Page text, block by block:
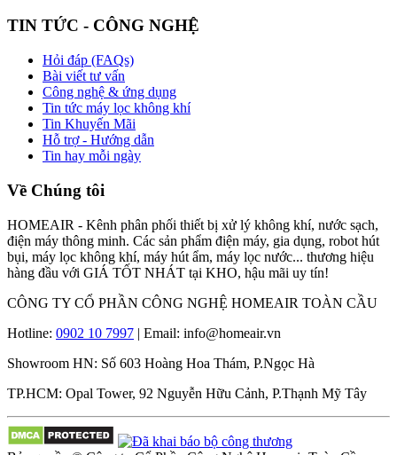
TIN TỨC - CÔNG NGHỆ
Hỏi đáp (FAQs)
Bài viết tư vấn
Công nghệ & ứng dụng
Tin tức máy lọc không khí
Tin Khuyến Mãi
Hỗ trợ - Hướng dẫn
Tin hay mỗi ngày
Về Chúng tôi
HOMEAIR - Kênh phân phối thiết bị xử lý không khí, nước sạch,
điện máy thông minh. Các sản phẩm điện máy, gia dụng, robot hút
bụi, máy lọc không khí, máy hút ẩm, máy lọc nước... thương hiệu
hàng đầu với GIÁ TỐT NHÁT tại KHO, hậu mãi uy tín!
CÔNG TY CỔ PHẦN CÔNG NGHỆ HOMEAIR TOÀN CẦU
Hotline: 0902 10 7997 | Email: info@homeair.vn
Showroom HN: Số 603 Hoàng Hoa Thám, P.Ngọc Hà
TP.HCM: Opal Tower, 92 Nguyễn Hữu Cảnh, P.Thạnh Mỹ Tây